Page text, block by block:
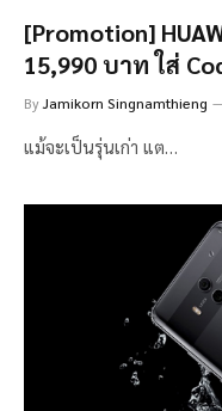
[Promotion]
15,990 บาท ใส่
ByJamikorn Singnamthieng
แม้จะเป็นรุ่นเก่า แต…